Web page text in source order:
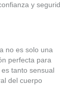
y
no es solo una
perfecta para
tanto sensual
del cuerpo